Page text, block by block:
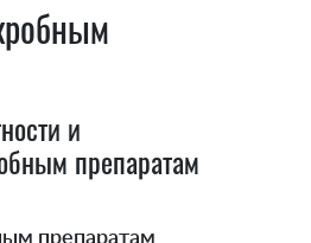
и
препаратам
препаратам